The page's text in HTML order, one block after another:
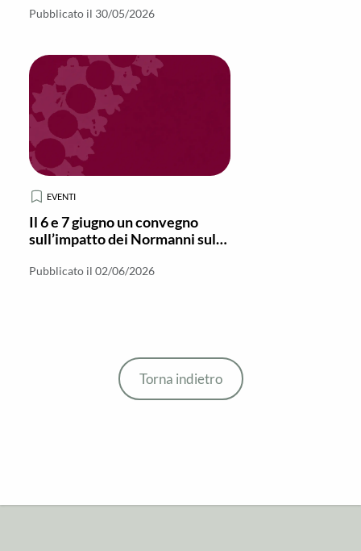
Pubblicato il 30/05/2026
EVENTI
Il 6 e 7 giugno un convegno
sull’impatto dei Normanni sul
Pubblicato il 02/06/2026
Torna indietro